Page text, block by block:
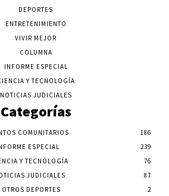
DEPORTES
ENTRETENIMIENTO
VIVIR MEJOR
COLUMNA
INFORME ESPECIAL
Y TECNOLOGÍA
NOTICIAS JUDICIALES
Categorías
COMUNITARIOS
186
ESPECIAL
239
Y TECNOLOGÍA
76
JUDICIALES
87
OTROS DEPORTES
2